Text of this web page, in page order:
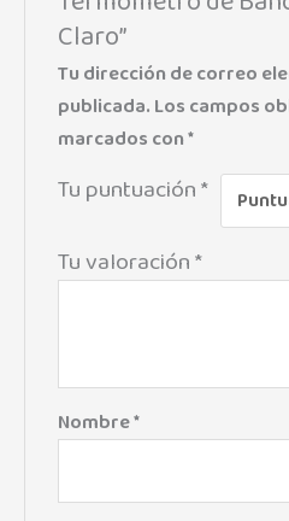
Claro”
Tu dirección de correo
publicada.Los campos
marcados con*
Tu puntuación*
Tu valoración*
Nombre*